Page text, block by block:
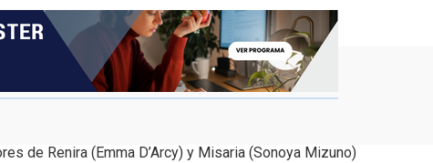
de Renira (Emma D’Arcy) y Misaria (Sonoya Mizuno)